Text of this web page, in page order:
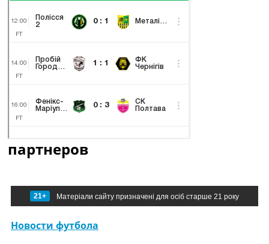
партнеров
21+ Матеріали сайту призначені для осіб старше 21 року
Новости футбола